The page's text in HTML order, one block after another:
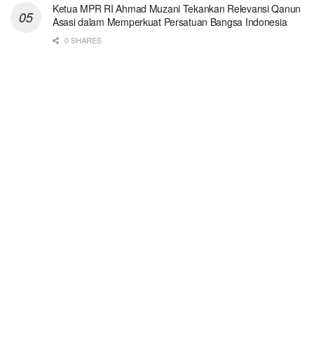
Ketua MPR RI Ahmad Muzani Tekankan Relevansi Qanun
Asasi dalam Memperkuat Persatuan Bangsa Indonesia
0 SHARES